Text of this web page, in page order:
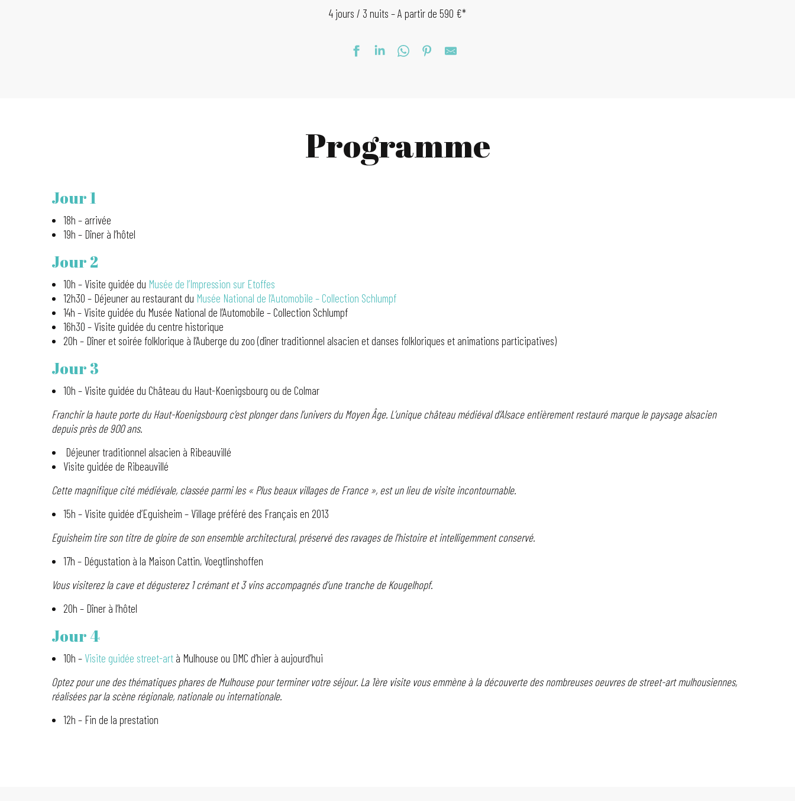
4 jours / 3 nuits – A partir de 590 €*
Programme
Jour 1
18h – arrivée
19h – Dîner à l’hôtel
Jour 2
10h – Visite guidée du Musée de l’Impression sur Etoffes
12h30 – Déjeuner au restaurant du Musée National de l’Automobile – Collection Schlumpf
14h – Visite guidée du Musée National de l’Automobile – Collection Schlumpf
16h30 – Visite guidée du centre historique
20h – Dîner et soirée folklorique à l’Auberge du zoo (dîner traditionnel alsacien et danses folkloriques et animations participatives)
Jour 3
10h – Visite guidée du Château du Haut-Koenigsbourg ou de Colmar
Franchir la haute porte du Haut-Koenigsbourg c’est plonger dans l’univers du Moyen Âge. L’unique château médiéval d’Alsace entièrement restauré marque le paysage alsacien
depuis près de 900 ans.
Déjeuner traditionnel alsacien à Ribeauvillé
Visite guidée de Ribeauvillé
Cette magnifique cité médiévale, classée parmi les « Plus beaux villages de France », est un lieu de visite incontournable.
15h – Visite guidée d’Eguisheim – Village préféré des Français en 2013
Eguisheim tire son titre de gloire de son ensemble architectural, préservé des ravages de l’histoire et intelligemment conservé.
17h – Dégustation à la Maison Cattin, Voegtlinshoffen
Vous visiterez la cave et dégusterez 1 crémant et 3 vins accompagnés d’une tranche de Kougelhopf.
20h – Dîner à l’hôtel
Jour 4
10h – Visite guidée street-art à Mulhouse ou DMC d’hier à aujourd’hui
Optez pour une des thématiques phares de Mulhouse pour terminer votre séjour. La 1ère visite vous emmène à la découverte des nombreuses oeuvres de street-art mulhousiennes,
réalisées par la scène régionale, nationale ou internationale.
12h – Fin de la prestation